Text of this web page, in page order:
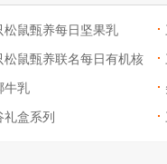
松鼠甄养每日坚果乳
盒礼盒装
松鼠甄养联名每日有机核
利乐砖250ml*12盒木盒装
牛乳
礼盒系列